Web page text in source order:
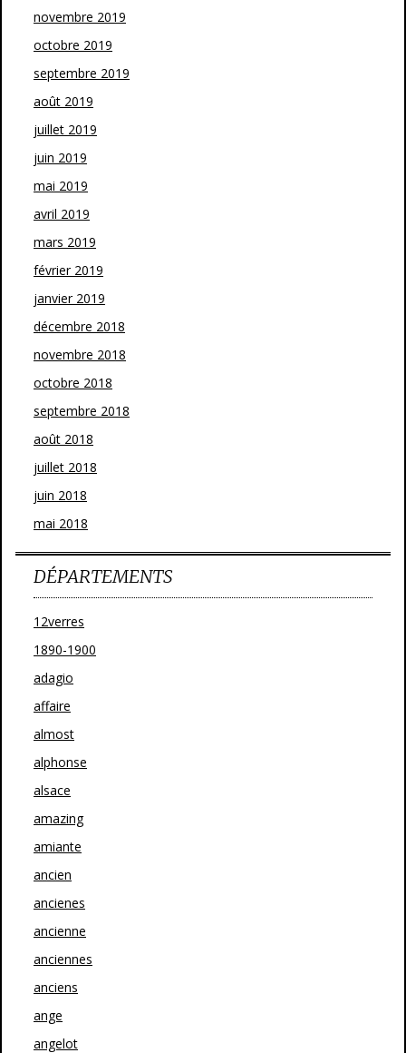
novembre 2019
octobre 2019
septembre 2019
août 2019
juillet 2019
juin 2019
mai 2019
avril 2019
mars 2019
février 2019
janvier 2019
décembre 2018
novembre 2018
octobre 2018
septembre 2018
août 2018
juillet 2018
juin 2018
mai 2018
DÉPARTEMENTS
12verres
1890-1900
adagio
affaire
almost
alphonse
alsace
amazing
amiante
ancien
ancienes
ancienne
anciennes
anciens
ange
angelot